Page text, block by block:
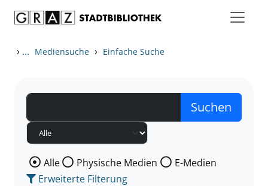
› ... Mediensuche › Einfache Suche
Wählen Sie die Medienart nach der Sie suchen wollen.
Alle Physische Medien
E-Medien
Erweiterte Filterung